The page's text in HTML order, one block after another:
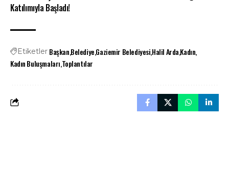
Katılımıyla Başladı!
Etiketler BaşkanBelediyeGaziemir BelediyesiHalil ArdaKadın
Kadın BuluşmalarıToplantılar